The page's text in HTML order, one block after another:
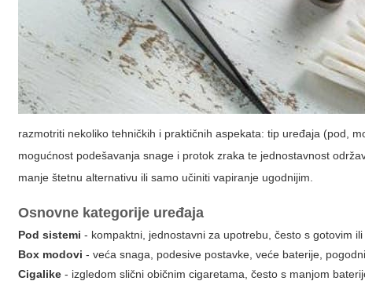
razmotriti nekoliko tehničkih i praktičnih aspekata: tip uređaja (pod,
mogućnost podešavanja snage i protok zraka te jednostavnost
manje štetnu alternativu ili samo učiniti vapiranje ugodnijim.
Osnovne kategorije uređaja
Pod sistemi - kompaktni, jednostavni za upotrebu, često s gotovim
Box modovi - veća snaga, podesive postavke, veće baterije,
Cigalike - izgledom slični običnim cigaretama, često s manjom